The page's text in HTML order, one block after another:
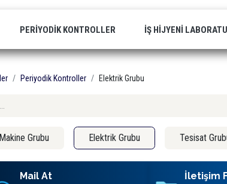
PERIYODIK KONTROLLER İŞ HIJYENI
Periyodik Kontroller Elektrik Grubu
Makine Grubu Elektrik Grubu Tesisat
Mail At İletişim